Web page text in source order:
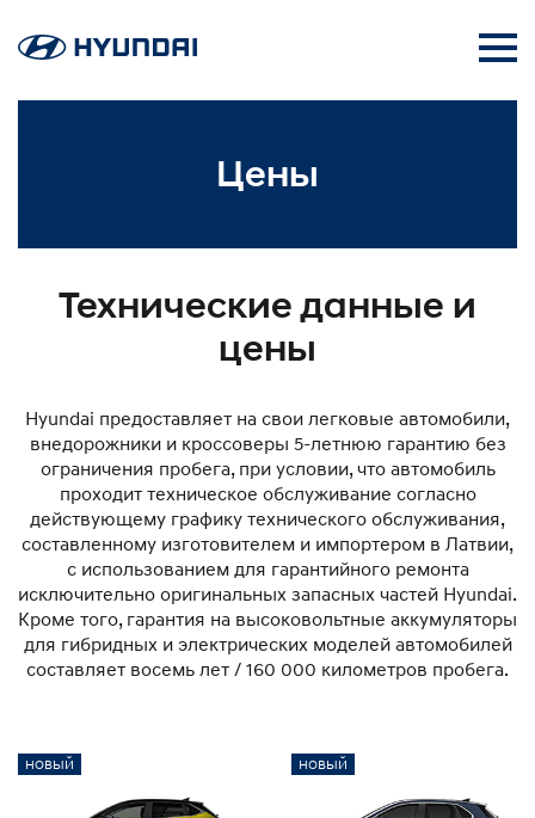
Цены
Технические данные и
цены
Hyundai предоставляет на свои легковые автомобили,
внедорожники и кроссоверы 5-летнюю гарантию без
ограничения пробега, при условии, что автомобиль
проходит техническое обслуживание согласно
действующему графику технического обслуживания,
составленному изготовителем и импортером в Латвии,
с использованием для гарантийного ремонта
исключительно оригинальных запасных частей Hyundai.
Кроме того, гарантия на высоковольтные аккумуляторы
для гибридных и электрических моделей автомобилей
составляет восемь лет / 160 000 километров пробега.
НОВЫЙ НОВЫЙ